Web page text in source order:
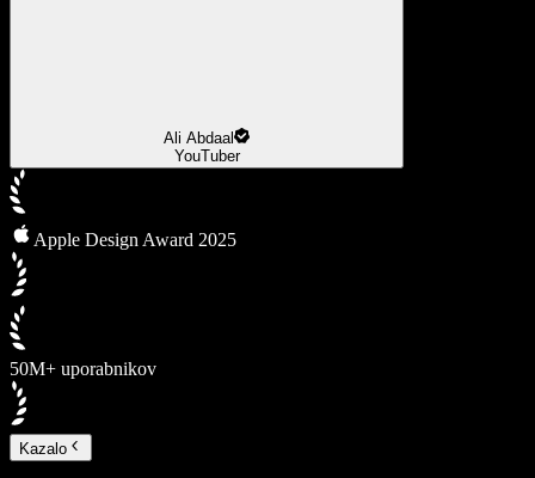
Ali Abdaal
YouTuber
Apple Design Award 2025
50M+ uporabnikov
Kazalo